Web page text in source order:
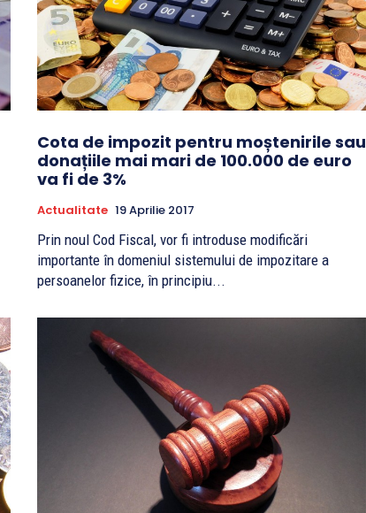
Cota de impozit pentru moștenirile sau
donațiile mai mari de 100.000 de euro
va fi de 3%
Actualitate 19 Aprilie 2017
Prin noul Cod Fiscal, vor fi introduse modificări
importante în domeniul sistemului de impozitare a
persoanelor fizice, în principiu...